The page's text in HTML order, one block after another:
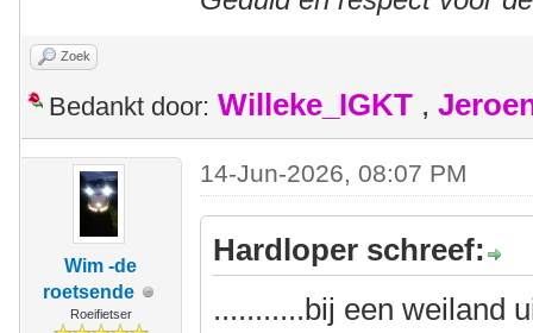
Zoek
Bedankt door: Willeke_IGKT ,
Wim -de
roetsende
Roeifietser
14-Jun-2026, 08:07 PM
Hardloper schreef:
...........bij een weiland